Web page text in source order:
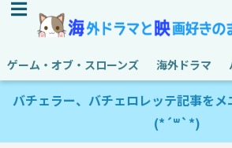
ゲーム・オブ・スローンズ 海外ドラマ
バチェラー、バチェロレッテ記事を
(*´꒳`*)